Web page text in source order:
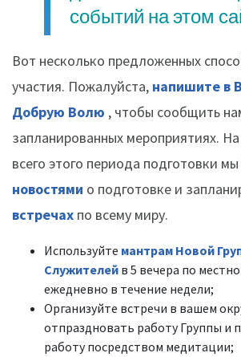
событий на этом
Вот несколько предложенных
участия. Пожалуйста, напишите в
Добрую Волю , чтобы сообщить
запланированных мероприятиях.
всего этого периода подготовки
новостями о подготовке и
встречах по всему миру.
Используйте мантрам Новой
Служителей в 5 вечера по
ежедневно в течение недели;
Организуйте встречи в вашем
отпраздновать работу Группы и
работу посредством медитации;